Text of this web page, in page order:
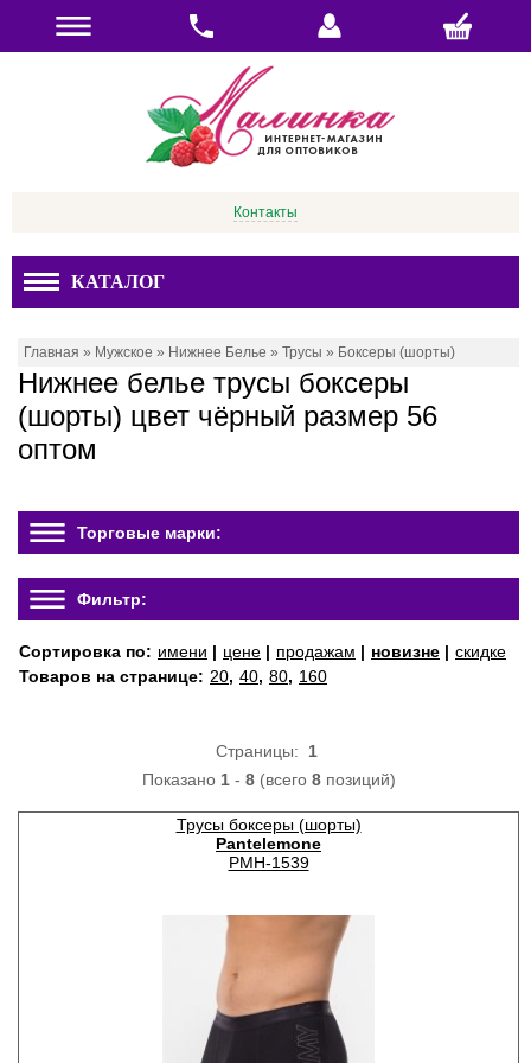
Контакты
КАТАЛОГ
Главная » Мужское » Нижнее Белье » Трусы » Боксеры (шорты)
Нижнее белье трусы боксеры
(шорты) цвет чёрный размер 56
оптом
Торговые марки:
Фильтр:
Сортировка по: имени | цене | продажам | новизне | скидке
Товаров на странице: 20, 40, 80, 160
Страницы: 1
Показано 1- 8(всего 8позиций)
Трусы боксеры (шорты)
Pantelemone
PMH-1539